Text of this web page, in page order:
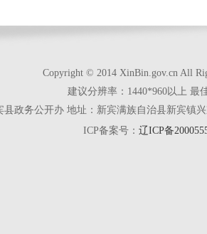
Copyright © 2014 XinBin.gov.cn All
建议分辨率：1440*960以上 最
政务公开办 地址：新宾满族自治县新宾镇
ICP备案号： 辽ICP备